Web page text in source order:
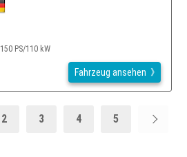
150 PS/110 kW
Fahrzeug ansehen
2 3 4 5